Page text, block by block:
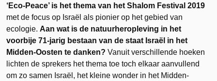
‘Eco-Peace’ is het thema van het Shalom Festival 2019
met de focus op Israël als pionier op het gebied van
ecologie.Aan wat is de natuurheropleving in het
voorbije 71-jarig bestaan van de staat Israël in het
Midden-Oosten te danken?Vanuit verschillende hoeken
lichten de sprekers het thema toe toch elkaar aanvullend
om zo samen Israël, het kleine wonder in het Midden-